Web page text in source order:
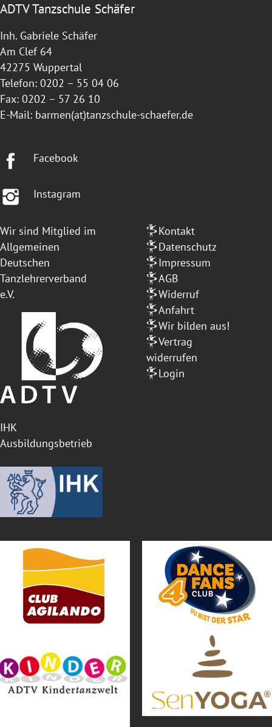
ADTV Tanzschule Schäfer
Inh. Gabriele Schäfer
Am Clef 64
42275 Wuppertal
Telefon: 0202 – 55 04 06
Fax: 0202 – 57 26 10
E-Mail: barmen(at)tanzschule-schaefer.de
Facebook
Instagram
Wir sind Mitglied im
Allgemeinen
Deutschen
Tanzlehrerverband
e.V.
IHK
Ausbildungsbetrieb
Kontakt
Datenschutz
Impressum
AGB
Widerruf
Anfahrt
Wir bilden aus!
Vertrag
widerrufen
Login